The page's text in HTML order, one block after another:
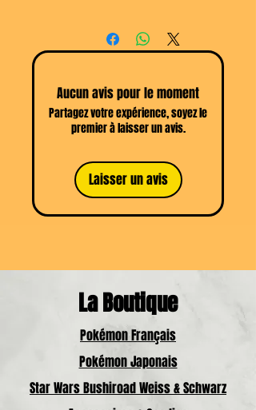
jours selon les
CGV
Aucun avis pour le moment
Partagez votre expérience, soyez le
premier à laisser un avis.
Laisser un avis
La Boutique
Pokémon Français
Pokémon Japonais
Star Wars Bushiroad Weiss & Schwarz